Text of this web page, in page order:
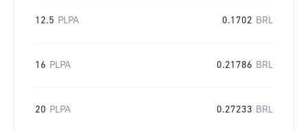
12.5 PLPA 0.1702 BRL
16 PLPA 0.21786 BRL
20 PLPA 0.27233 BRL